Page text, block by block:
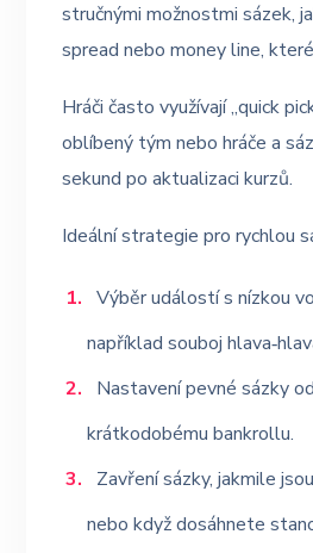
stručnými možnostmi sázek,
spread nebo money line,
Hráči často využívají „quick
oblíbený tým nebo hráče a
sekund po aktualizaci kurzů.
Ideální strategie pro rychlou
Výběr událostí s nízkou
například souboj
Nastavení pevné sázky
krátkodobému bankrollu.
Zavření sázky, jakmile
nebo když dosáhnete